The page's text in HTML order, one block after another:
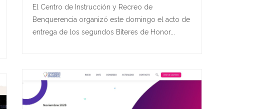
El Centro de Instrucción y Recreo de
Benquerencia organizó este domingo el acto de
entrega de los segundos Bíteres de Honor...